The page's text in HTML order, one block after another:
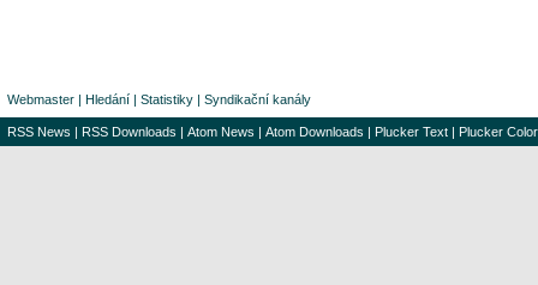
Webmaster | Hledání | Statistiky | Syndikační kanály
RSS News | RSS Downloads | Atom News | Atom Downloads | Plucker Text | Plucker Color